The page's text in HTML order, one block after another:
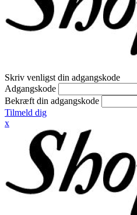
Skriv venligst din adgangskode
Adgangskode
Bekræft din adgangskode
Tilmeld dig
x